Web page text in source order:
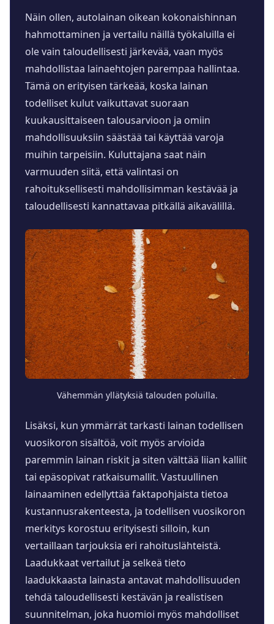
Näin ollen, autolainan oikean kokonaishinnan
hahmottaminen ja vertailu näillä työkaluilla ei
ole vain taloudellisesti järkevää, vaan myös
mahdollistaa lainaehtojen parempaa hallintaa.
Tämä on erityisen tärkeää, koska lainan
todelliset kulut vaikuttavat suoraan
kuukausittaiseen talousarvioon ja omiin
mahdollisuuksiin säästää tai käyttää varoja
muihin tarpeisiin. Kuluttajana saat näin
varmuuden siitä, että valintasi on
rahoituksellisesti mahdollisimman kestävää ja
taloudellisesti kannattavaa pitkällä aikavälillä.
Vähemmän yllätyksiä talouden poluilla.
Lisäksi, kun ymmärrät tarkasti lainan todellisen
vuosikoron sisältöä, voit myös arvioida
paremmin lainan riskit ja siten välttää liian kalliit
tai epäsopivat ratkaisumallit. Vastuullinen
lainaaminen edellyttää faktapohjaista tietoa
kustannusrakenteesta, ja todellisen vuosikoron
merkitys korostuu erityisesti silloin, kun
vertaillaan tarjouksia eri rahoituslähteistä.
Laadukkaat vertailut ja selkeä tieto
laadukkaasta lainasta antavat mahdollisuuden
tehdä taloudellisesti kestävän ja realistisen
suunnitelman, joka huomioi myös mahdolliset